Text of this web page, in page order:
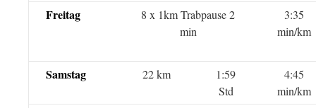
Freitag
8 x 1km Trabpause 2
min
3:35
min/km
Samstag 22 km
1:59
Std
4:45
min/km